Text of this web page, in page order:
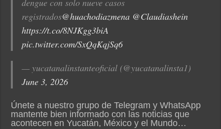
dengue con solo nueve casos
registrados@huachodiazmena @Claudiashein
https://t.co/8NJKgg3biA
pic.twitter.com/SxQqKqjSq6
— yucatanalinstanteoficial (@yucatanalinsta1)
June 3, 2026
Únete a nuestro grupo de Telegram y WhatsApp
mantente bien informado con las noticias que
acontecen en Yucatán, México y el Mundo…